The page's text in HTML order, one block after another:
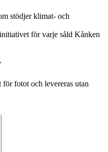
stödjer klimat- och
för varje såld Kånken
för fotot och levereras utan